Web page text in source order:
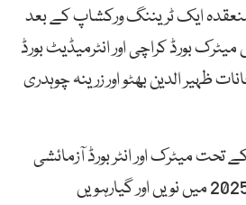
ایک ٹریننگ ورکشاپ کے بعد
بورڈ کراچی اور انٹرمیڈیٹ بورڈ
ظہیر الدین بھٹو اور زرینہ چوہدری
میٹرک اور انٹر بورڈ آزمائشی
طور پر سالانہ امتحانات 2025 میں نویں اور گیارہویں